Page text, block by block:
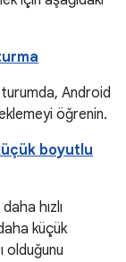
Android
öğrenin.
boyutlu
hızlı
küçük
olduğunu